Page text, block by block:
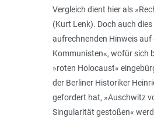
Vergleich dient hier als
(Kurt Lenk). Doch auch
aufrechnenden Hinweis auf
Kommunisten«, wofür sich
»roten Holocaust«
der Berliner Historiker
gefordert hat, »Auschwitz
Singularität gestoßen«